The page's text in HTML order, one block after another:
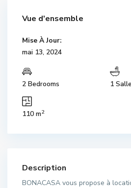
Vue d'ensemble
Mise À Jour:
mai 13, 2024
2 Bedrooms 1
110 m2
Description
BONACASA vous propose à